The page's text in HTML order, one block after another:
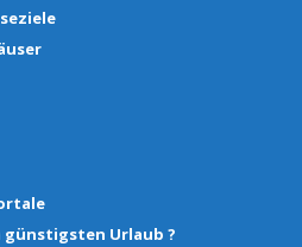
günstigsten Urlaub ?